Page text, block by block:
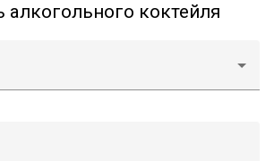
алкогольного коктейля